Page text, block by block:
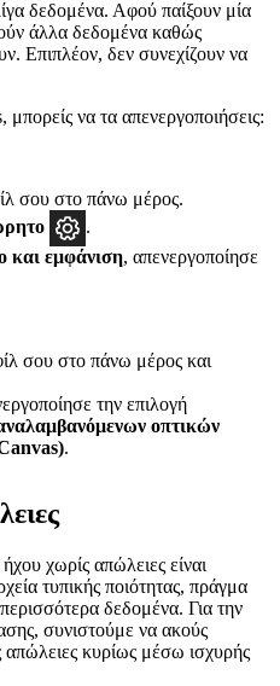
δεδομένα. Αφού παίξουν μία
άλλα δεδομένα καθώς
Επιπλέον, δεν συνεχίζουν να
μπορείς να τα απενεργοποιήσεις:
σου στο πάνω μέρος.
.
και εμφάνιση, απενεργοποίησε
σου στο πάνω μέρος και
την επιλογή
οπτικών
.
χωρίς απώλειες είναι
τυπικής ποιότητας, πράγμα
δεδομένα. Για την
συνιστούμε να ακούς
απώλειες κυρίως μέσω ισχυρής